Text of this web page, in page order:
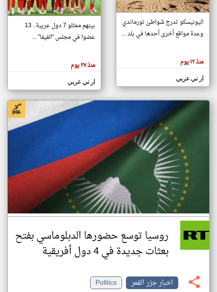
تغيير الدولة
اخبار جزر القمر على مدار الساعة
أهم اخبار جزر القمر العاجلة والمباشرة
هنا عن
وجهة
كاتبيها.
اليونيسكو تدرج شواطئ نورماندي
وعدة مواقع أخرى أحدها في بلد ...
منذ ١٢ يوم
ار تي عربي
بينهم ممثلو 7 دول عربية.. 13
عضوا في مجلس "الفيفا" ...
منذ ٢٧ يوم
ار تي عربي
روسيا توسع حضورها الدبلوماسي بفتح
بعثات جديدة في 4 دول أفريقية
اخبار جزر القمر
Politics
klyoum.com